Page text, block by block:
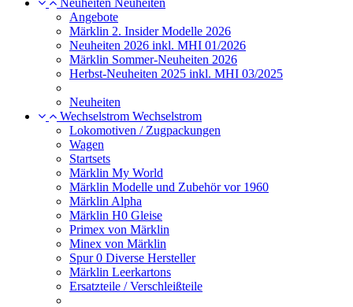
Neuheiten Neuheiten
Angebote
Märklin 2. Insider Modelle 2026
Neuheiten 2026 inkl. MHI 01/2026
Märklin Sommer-Neuheiten 2026
Herbst-Neuheiten 2025 inkl. MHI 03/2025
Neuheiten
Wechselstrom Wechselstrom
Lokomotiven / Zugpackungen
Wagen
Startsets
Märklin My World
Märklin Modelle und Zubehör vor 1960
Märklin Alpha
Märklin H0 Gleise
Primex von Märklin
Minex von Märklin
Spur 0 Diverse Hersteller
Märklin Leerkartons
Ersatzteile / Verschleißteile